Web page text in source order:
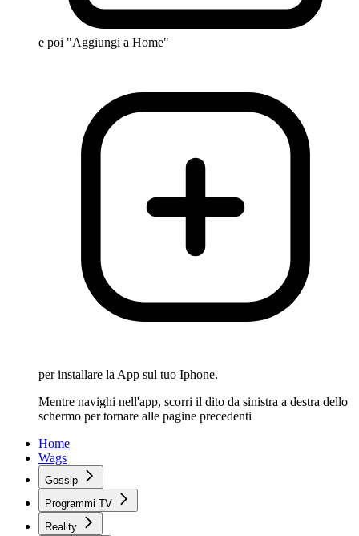
e poi "Aggiungi a Home"
per installare la App sul tuo Iphone.
Mentre navighi nell'app, scorri il dito da sinistra a destra dello
schermo per tornare alle pagine precedenti
Home
Wags
Gossip
Programmi TV
Reality